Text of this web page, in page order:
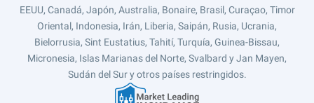
EEUU, Canadá, Japón, Australia, Bonaire, Brasil, Curaçao, Timor
Oriental, Indonesia, Irán, Liberia, Saipán, Rusia, Ucrania,
Bielorrusia, Sint Eustatius, Tahití, Turquía, Guinea-Bissau,
Micronesia, Islas Marianas del Norte, Svalbard y Jan Mayen,
Sudán del Sur y otros países restringidos.